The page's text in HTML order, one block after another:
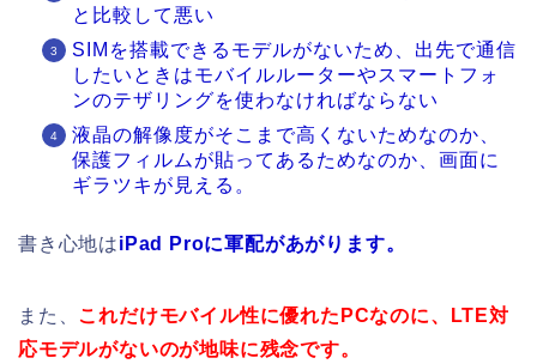
と比較して悪い
SIMを搭載できるモデルがないため、出先で通信
したいときはモバイルルーターやスマートフォ
ンのテザリングを使わなければならない
液晶の解像度がそこまで高くないためなのか、
保護フィルムが貼ってあるためなのか、画面に
ギラツキが見える。
書き心地はiPad Proに軍配があがります。
また、 これだけモバイル性に優れたPCなのに、LTE対
応モデルがないのが地味に残念です。